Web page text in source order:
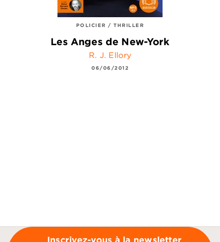
POLICIER / THRILLER
Les Anges de New-York
R. J. Ellory
06/06/2012